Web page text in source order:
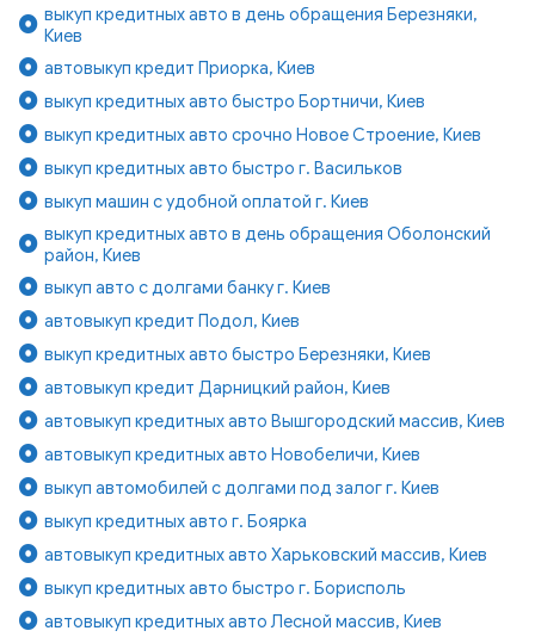
выкуп кредитных авто в день обращения Березняки,
Киев
автовыкуп кредит Приорка, Киев
выкуп кредитных авто быстро Бортничи, Киев
выкуп кредитных авто срочно Новое Строение, Киев
выкуп кредитных авто быстро г. Васильков
выкуп машин с удобной оплатой г. Киев
выкуп кредитных авто в день обращения Оболонский
район, Киев
выкуп авто с долгами банку г. Киев
автовыкуп кредит Подол, Киев
выкуп кредитных авто быстро Березняки, Киев
автовыкуп кредит Дарницкий район, Киев
автовыкуп кредитных авто Вышгородский массив, Киев
автовыкуп кредитных авто Новобеличи, Киев
выкуп автомобилей с долгами под залог г. Киев
выкуп кредитных авто г. Боярка
автовыкуп кредитных авто Харьковский массив, Киев
выкуп кредитных авто быстро г. Борисполь
автовыкуп кредитных авто Лесной массив, Киев